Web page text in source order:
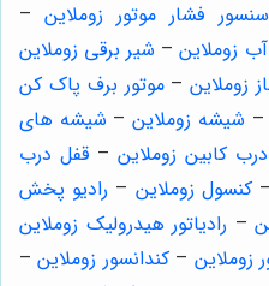
سنسور فشار موتور زوملاین–
زوملاین– شیر برقی زوملاین
زوملاین–موتور برف پاک کن
شیشه زوملاین– شیشه های
کابین زوملاین– قفل درب
کنسول زوملاین – رادیو پخش
– رادیاتور هیدرولیک زوملاین
زوملاین –کندانسور زوملاین–